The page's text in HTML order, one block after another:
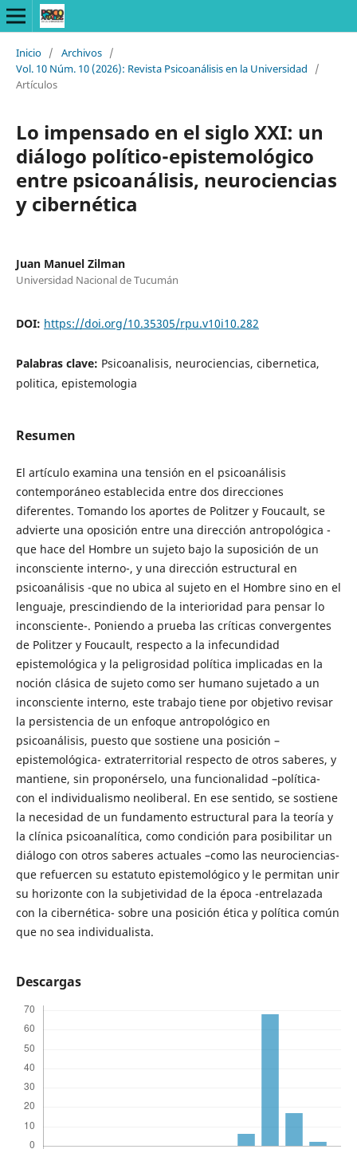
Inicio / Archivos /
Vol. 10 Núm. 10 (2026): Revista Psicoanálisis en la Universidad
/
Artículos
Lo impensado en el siglo XXI: un
diálogo político-epistemológico
entre psicoanálisis, neurociencias
y cibernética
Juan Manuel Zilman
Universidad Nacional de Tucumán
DOI: https://doi.org/10.35305/rpu.v10i10.282
Palabras clave: Psicoanalisis, neurociencias, cibernetica,
politica, epistemologia
Resumen
El artículo examina una tensión en el psicoanálisis
contemporáneo establecida entre dos direcciones
diferentes. Tomando los aportes de Politzer y Foucault, se
advierte una oposición entre una dirección antropológica -
que hace del Hombre un sujeto bajo la suposición de un
inconsciente interno-, y una dirección estructural en
psicoanálisis -que no ubica al sujeto en el Hombre sino en el
lenguaje, prescindiendo de la interioridad para pensar lo
inconsciente-. Poniendo a prueba las críticas convergentes
de Politzer y Foucault, respecto a la infecundidad
epistemológica y la peligrosidad política implicadas en la
noción clásica de sujeto como ser humano sujetado a un
inconsciente interno, este trabajo tiene por objetivo revisar
la persistencia de un enfoque antropológico en
psicoanálisis, puesto que sostiene una posición –
epistemológica- extraterritorial respecto de otros saberes, y
mantiene, sin proponérselo, una funcionalidad –política-
con el individualismo neoliberal. En ese sentido, se sostiene
la necesidad de un fundamento estructural para la teoría y
la clínica psicoanalítica, como condición para posibilitar un
diálogo con otros saberes actuales –como las neurociencias-
que refuercen su estatuto epistemológico y le permitan unir
su horizonte con la subjetividad de la época -entrelazada
con la cibernética- sobre una posición ética y política común
que no sea individualista.
Descargas